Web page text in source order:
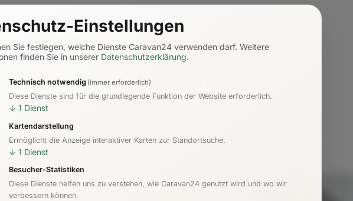
Einstellungen
Sie festlegen, welche Dienste Caravan24 verwenden darf. Weitere
finden Sie in unserer Datenschutzerklärung.
Technisch notwendig (immer erforderlich)
Diese Dienste sind für die grundlegende Funktion der Website erforderlich.
↓ 1 Dienst
Kartendarstellung
Ermöglicht die Anzeige interaktiver Karten zur Standortsuche.
↓ 1 Dienst
Besucher-Statistiken
Diese Dienste helfen uns zu verstehen, wie Caravan24 genutzt wird und wo wir
verbessern können.